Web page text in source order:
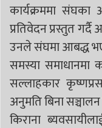
कार्यक्रममा संघका
प्रतिवेदन प्रस्तुत
उनले संघमा आबद्ध
समस्या
सल्लाहकार
अनुमति बिना
किराना